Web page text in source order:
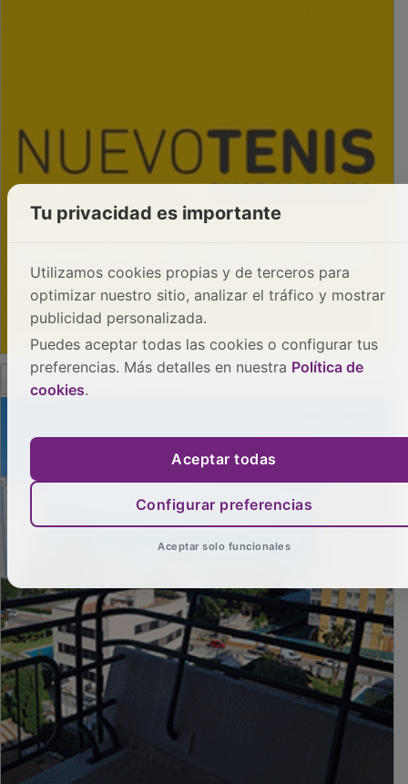
PUBLICIDAD
Tu privacidad es importante
Utilizamos cookies propias y de terceros para
optimizar nuestro sitio, analizar el tráfico y mostrar
publicidad personalizada.
Puedes aceptar todas las cookies o configurar tus
preferencias. Más detalles en nuestra Política de
cookies.
Aceptar todas
Configurar preferencias
Aceptar solo funcionales